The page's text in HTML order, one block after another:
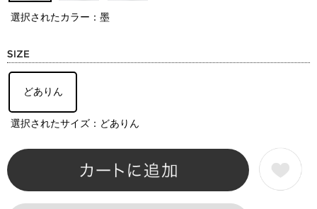
選択されたカラー：墨
どありん
選択されたサイズ：どありん